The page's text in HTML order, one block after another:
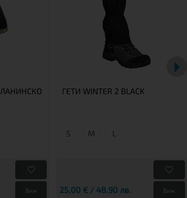
Виж
ГЕТИ WINTER 2 BLACK
S М L
25,00 € / 48.90 лв. Виж